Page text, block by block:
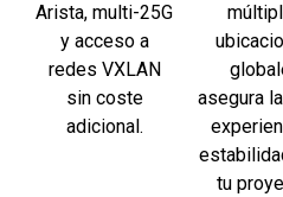
Arista, multi-25G
y acceso a
redes VXLAN
sin coste
adicional.
asegura
tu